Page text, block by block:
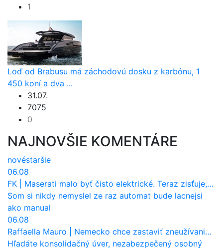
1
Loď od Brabusu má záchodovú dosku z karbónu, 1
450 koní a dva ...
31.07.
7075
0
NAJNOVŠIE KOMENTÁRE
novéstaršie
06.08
FK
Maserati malo byť čisto elektrické. Teraz zisťuje, že potrebuje nový osemvalcový motor
Som si nikdy nemyslel ze raz automat bude lacnejsi
ako manual
06.08
Raffaella Mauro
Nemecko chce zastaviť zneužívanie dotácií na elektromobily. Pritvrdí pravidlá
Hľadáte konsolidačný úver, nezabezpečený osobný